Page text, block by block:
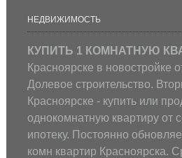
НЕДВИЖИМОСТЬ
КУПИТЬ 1 КОМНАТНУЮ
Красноярске в новостройке
Долевое строительство.
Красноярске - купить или
однокомнатную квартиру от
ипотеку. Постоянно
комн квартир Красноярска.